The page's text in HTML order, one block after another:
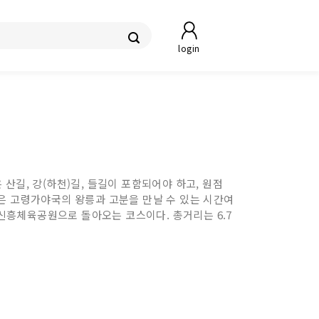
login
길, 강(하천)길, 들길이 포함되어야 하고, 원점
령가야국의 왕릉과 고분을 만날 수 있는 시간여
체육공원으로 돌아오는 코스이다. 총거리는 6.7